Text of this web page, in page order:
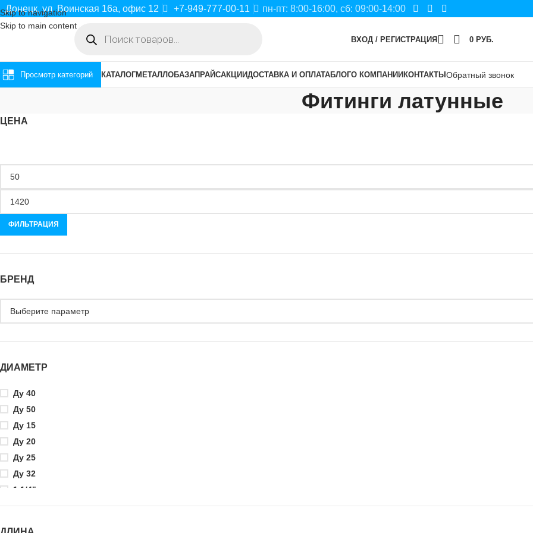
Skip to navigation
Skip to main content
Донецк, ул. Воинская 16а, офис 12 +7-949-777-00-11 пн-пт: 8:00-16:00, сб: 09:00-14:00
ВХОД / РЕГИСТРАЦИЯ 0 РУБ.
Просмотр категорий КАТАЛОГМЕТАЛЛОБАЗАПРАЙСАКЦИИДОСТАВКА И ОПЛАТАБЛОГО КОМПАНИИКОНТАКТЫОбратный звонок
Фитинги латунные
ЦЕНА
ФИЛЬТРАЦИЯ
БРЕНД
ДИАМЕТР
Ду 40
Ду 50
Ду 15
Ду 20
Ду 25
Ду 32
1 1/4"
1 1/2"